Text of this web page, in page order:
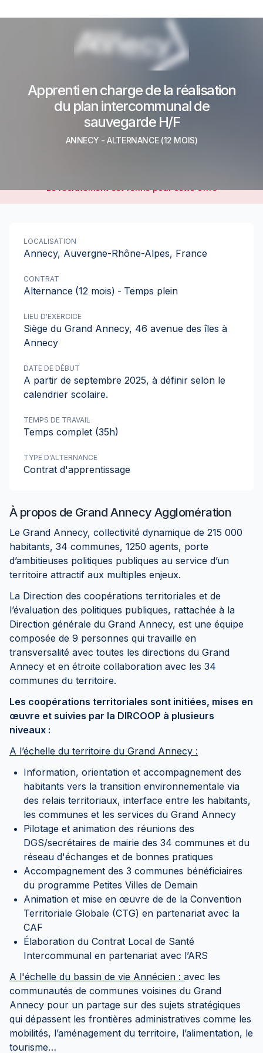
Apprenti en charge de la réalisation
du plan intercommunal de
sauvegarde H/F
ANNECY -ALTERNANCE(12 MOIS)
Le recrutement est fermé pour cette offre
À propos de Grand Annecy Agglomération
Le Grand Annecy, collectivité dynamique de 215 000
habitants, 34 communes, 1250 agents, porte
d’ambitieuses politiques publiques au service d’un
territoire attractif aux multiples enjeux.
La Direction des coopérations territoriales et de
l’évaluation des politiques publiques, rattachée à la
Direction générale du Grand Annecy, est une équipe
composée de 9 personnes qui travaille en
transversalité avec toutes les directions du Grand
Annecy et en étroite collaboration avec les 34
communes du territoire.
Les coopérations territoriales sont initiées, mises en
œuvre et suivies par la DIRCOOP à plusieurs
niveaux :
A l’échelle du territoire du Grand Annecy :
Information, orientation et accompagnement des
habitants vers la transition environnementale via
des relais territoriaux, interface entre les habitants,
les communes et les services du Grand Annecy
Pilotage et animation des réunions des
DGS/secrétaires de mairie des 34 communes et du
réseau d'échanges et de bonnes pratiques
Accompagnement des 3 communes bénéficiaires
du programme Petites Villes de Demain
Animation et mise en œuvre de de la Convention
Territoriale Globale (CTG) en partenariat avec la
CAF
Élaboration du Contrat Local de Santé
Intercommunal en partenariat avec l’ARS
A l'échelle du bassin de vie Annécien : avec les
communautés de communes voisines du Grand
Annecy pour un partage sur des sujets stratégiques
qui dépassent les frontières administratives comme les
mobilités, l’aménagement du territoire, l’alimentation, le
tourisme…
LOCALISATION
Annecy, Auvergne-Rhône-Alpes, France
CONTRAT
Alternance (12 mois) - Temps plein
LIEU D'EXERCICE
Siège du Grand Annecy, 46 avenue des îles à
Annecy
DATE DE DÉBUT
A partir de septembre 2025, à définir selon le
calendrier scolaire.
TEMPS DE TRAVAIL
Temps complet (35h)
TYPE D'ALTERNANCE
Contrat d'apprentissage